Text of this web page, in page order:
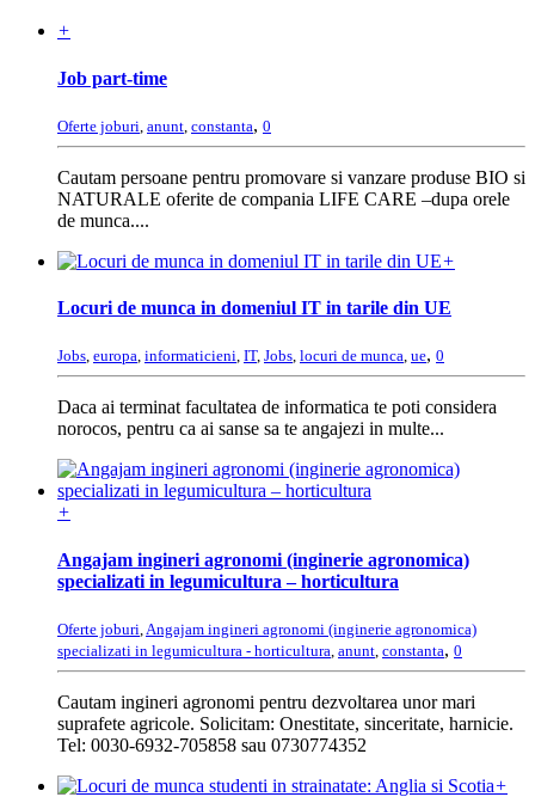
+
Job part-time
Oferte joburi anunt constanta, 0
Cautam persoane pentru promovare si vanzare produse BIO si
NATURALE oferite de compania LIFE CARE –dupa orele
de munca....
+
Locuri de munca in domeniul IT in tarile din UE
Jobs, europa, informaticieni, IT, Jobs, locuri de munca, ue, 0
Daca ai terminat facultatea de informatica te poti considera
norocos, pentru ca ai sanse sa te angajezi in multe...
+
Angajam ingineri agronomi (inginerie agronomica)
specializati in legumicultura – horticultura
Oferte joburi,Angajam ingineri agronomi (inginerie agronomica)
specializati in legumicultura - horticultura, anunt, constanta, 0
Cautam ingineri agronomi pentru dezvoltarea unor mari
suprafete agricole. Solicitam: Onestitate, sinceritate, harnicie.
Tel: 0030-6932-705858 sau 0730774352
+